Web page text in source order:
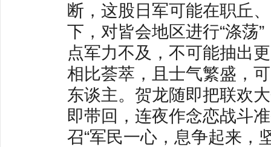
断，这股日军可能在职丘
下，对皆会地区进行“涤荡
点军力不及，不可能抽出
相比荟萃，且士气繁盛，
东谈主。贺龙随即把联欢
即带回，连夜作念恋战斗
召“军民一心，息争起来，